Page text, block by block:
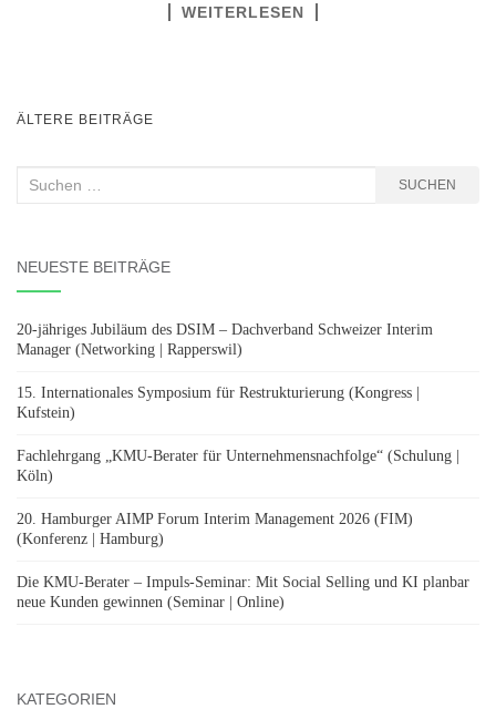
WEITERLESEN
BEITRAGSNAVIGATION
ÄLTERE BEITRÄGE
Suchen
SUCHEN
NEUESTE BEITRÄGE
20-jähriges Jubiläum des DSIM – Dachverband Schweizer Interim
Manager (Networking | Rapperswil)
15. Internationales Symposium für Restrukturierung (Kongress |
Kufstein)
Fachlehrgang „KMU-Berater für Unternehmensnachfolge“ (Schulung |
Köln)
20. Hamburger AIMP Forum Interim Management 2026 (FIM)
(Konferenz | Hamburg)
Die KMU-Berater – Impuls-Seminar: Mit Social Selling und KI planbar
neue Kunden gewinnen (Seminar | Online)
KATEGORIEN